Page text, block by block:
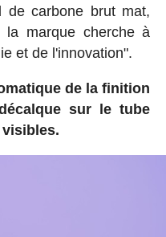
carbone brut mat,
la marque cherche à
et de l'innovation".
de la finition
sur le tube